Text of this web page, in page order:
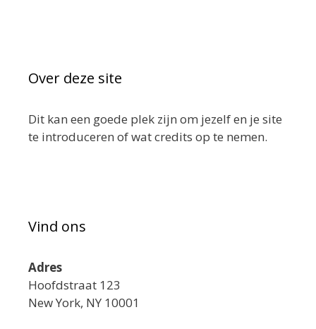
Over deze site
Dit kan een goede plek zijn om jezelf en je site
te introduceren of wat credits op te nemen.
Vind ons
Adres
Hoofdstraat 123
New York, NY 10001